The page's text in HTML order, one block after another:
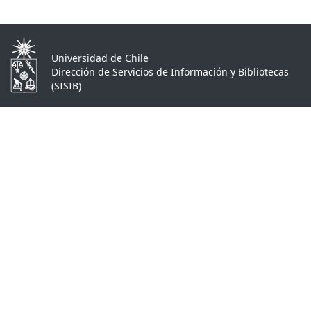
Universidad de Chile
Dirección de Servicios de Información y Bibliotecas
(SISIB)